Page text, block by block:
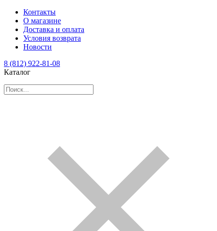
Контакты
О магазине
Доставка и оплата
Условия возврата
Новости
8 (812) 922-81-08
Каталог